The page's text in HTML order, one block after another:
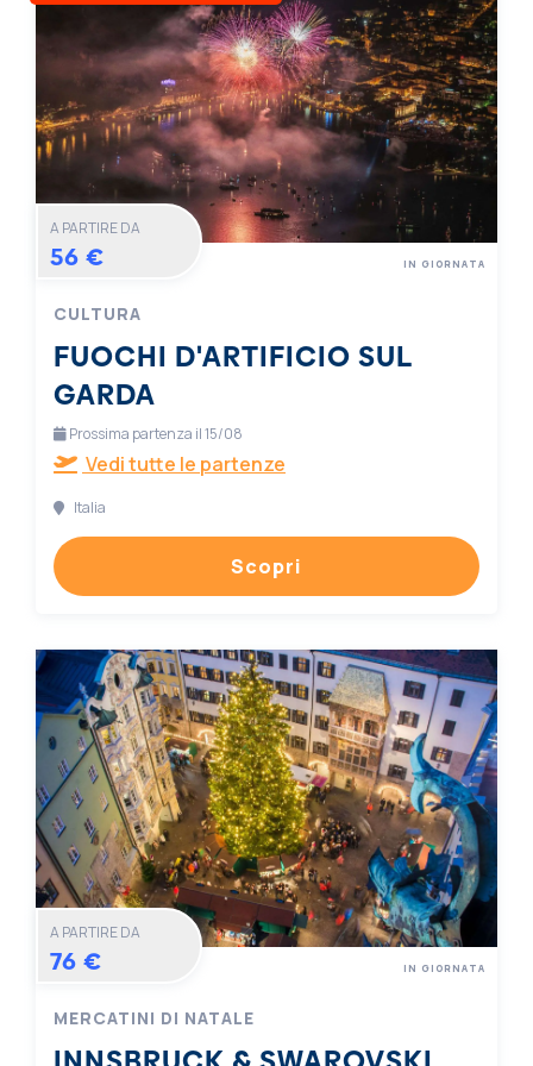
A PARTIRE DA
56 €
CULTURA
FUOCHI D'ARTIFICIO SUL
GARDA
IN GIORNATA
Prossima partenza il 15/08
Vedi tutte le partenze
Italia
Scopri
A PARTIRE DA
76 €
MERCATINI DI NATALE
IN GIORNATA